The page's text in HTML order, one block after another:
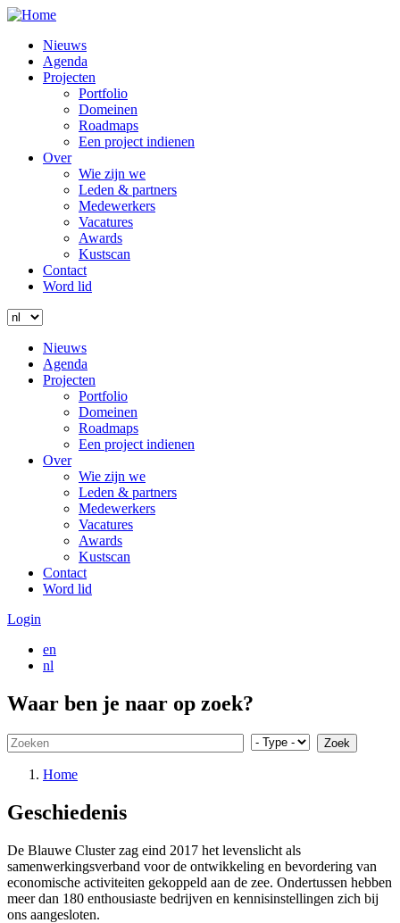
Overslaan
naar
inhoud
Main
navigation
Nieuws
Agenda
Projecten
Portfolio
Domeinen
Roadmaps
Een project indienen
Over
Wie zijn we
Leden & partners
Medewerkers
Vacatures
Awards
Kustscan
Contact
Word lid
Login
Zoeken
Select
language
Menu
Main
navigation
Nieuws
Agenda
Projecten
Portfolio
Domeinen
Roadmaps
Een project indienen
Over
Wie zijn we
Leden & partners
Medewerkers
Vacatures
Awards
Kustscan
Contact
Word lid
Login
en
nl
Menu
Waar ben je naar op zoek?
Kruimelpad
Home
Geschiedenis
De Blauwe Cluster zag eind 2017 het levenslicht als
samenwerkingsverband voor de ontwikkeling en bevordering van
economische activiteiten gekoppeld aan de zee. Ondertussen hebben
meer dan 180 enthousiaste bedrijven en kennisinstellingen zich bij
ons aangesloten.